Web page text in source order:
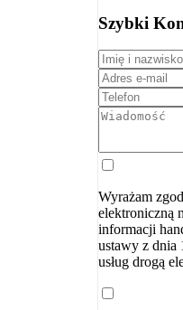
Szybki
Wyrażam
elektroniczną
informacji
ustawy z dnia
usług drogą